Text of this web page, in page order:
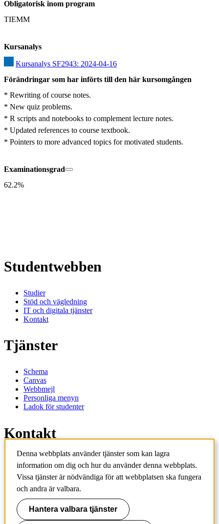
Obligatorisk inom program
TIEMM
Kursanalys
Kursanalys SF2943: 2024-04-16
Förändringar som har införts till den här kursomgången
* Rewriting of course notes.
* New quiz problems.
* R scripts and notebooks to complement lecture notes.
* Updated references to course textbook.
* Pointers to more advanced topics for motivated students.
Examinationsgrad
62.2%
Studentwebben
Studier
Stöd och vägledning
IT och digitala tjänster
Kontakt
Tjänster
Schema
Canvas
Webbmejl
Personliga menyn
Ladok för studenter
Kontakt
Kontakta utbildningsprogram
Kontakta kurs
IT-support
KTH Entré
KTH
100 44 Stockholm
Denna webbplats använder tjänster som kan lagra
information om dig och hur du använder denna webbplats.
Vissa tjänster är nödvändiga för att webbplatsen ska fungera
och andra är valbara.
Hantera valbara tjänster